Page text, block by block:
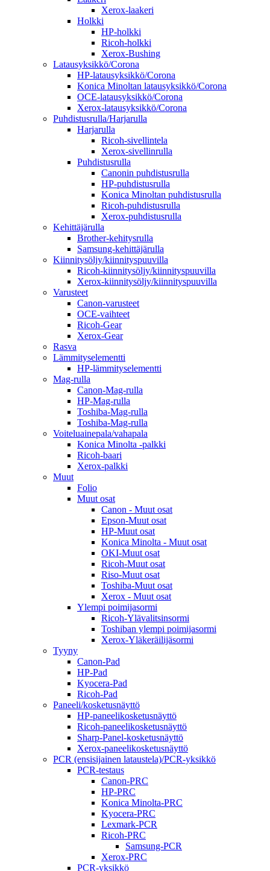
Xerox-laakeri
Holkki
HP-holkki
Ricoh-holkki
Xerox-Bushing
Latausyksikkö/Corona
HP-latausyksikkö/Corona
Konica Minoltan latausyksikkö/Corona
OCE-latausyksikkö/Corona
Xerox-latausyksikkö/Corona
Puhdistusrulla/Harjarulla
Harjarulla
Ricoh-sivellintela
Xerox-sivellinrulla
Puhdistusrulla
Canonin puhdistusrulla
HP-puhdistusrulla
Konica Minoltan puhdistusrulla
Ricoh-puhdistusrulla
Xerox-puhdistusrulla
Kehittäjärulla
Brother-kehitysrulla
Samsung-kehittäjärulla
Kiinnitysöljy/kiinnityspuuvilla
Ricoh-kiinnitysöljy/kiinnityspuuvilla
Xerox-kiinnitysöljy/kiinnityspuuvilla
Varusteet
Canon-varusteet
OCE-vaihteet
Ricoh-Gear
Xerox-Gear
Rasva
Lämmityselementti
HP-lämmityselementti
Mag-rulla
Canon-Mag-rulla
HP-Mag-rulla
Toshiba-Mag-rulla
Toshiba-Mag-rulla
Voiteluainepala/vahapala
Konica Minolta -palkki
Ricoh-baari
Xerox-palkki
Muut
Folio
Muut osat
Canon - Muut osat
Epson-Muut osat
HP-Muut osat
Konica Minolta - Muut osat
OKI-Muut osat
Ricoh-Muut osat
Riso-Muut osat
Toshiba-Muut osat
Xerox - Muut osat
Ylempi poimijasormi
Ricoh-Ylävalitsinsormi
Toshiban ylempi poimijasormi
Xerox-Yläkeräilijäsormi
Tyyny
Canon-Pad
HP-Pad
Kyocera-Pad
Ricoh-Pad
Paneeli/kosketusnäyttö
HP-paneelikosketusnäyttö
Ricoh-paneelikosketusnäyttö
Sharp-Panel-kosketusnäyttö
Xerox-paneelikosketusnäyttö
PCR (ensisijainen lataustela)/PCR-yksikkö
PCR-testaus
Canon-PRC
HP-PRC
Konica Minolta-PRC
Kyocera-PRC
Lexmark-PCR
Ricoh-PRC
Samsung-PCR
Xerox-PRC
PCR-yksikkö